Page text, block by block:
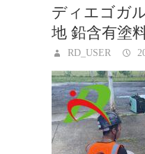
ディエゴガ
地 鉛含有塗
RD_USER